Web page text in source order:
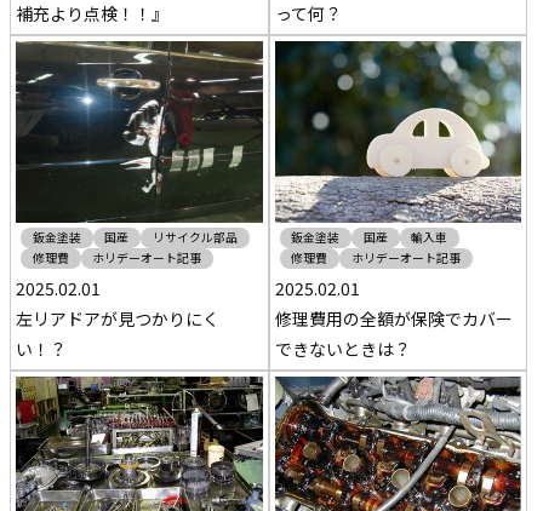
補充より点検！！』
って何？
鈑金塗装 国産
リサイクル部品
修理費
ホリデーオート記事
2025.02.01
左リアドアが見つかりにく
い！？
鈑金塗装 国産
輸入車
修理費
ホリデーオート記事
2025.02.01
修理費用の全額が保険でカバー
できないときは？